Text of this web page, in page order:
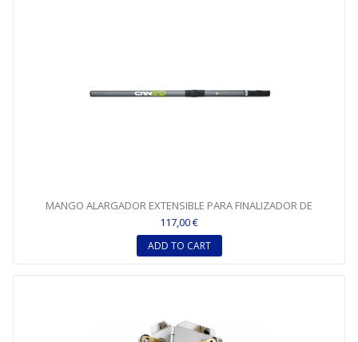
MANGO ALARGADOR EXTENSIBLE PARA FINALIZADOR DE
ESQUINAS...
117,00 €
ADD TO CART